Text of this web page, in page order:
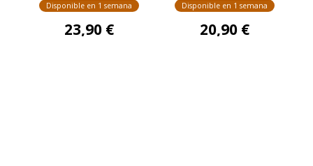
Disponible en 1 semana
23,90 €
Disponible en 1 semana
20,90 €